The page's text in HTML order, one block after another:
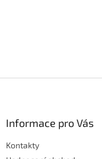
Informace pro Vás
Kontakty